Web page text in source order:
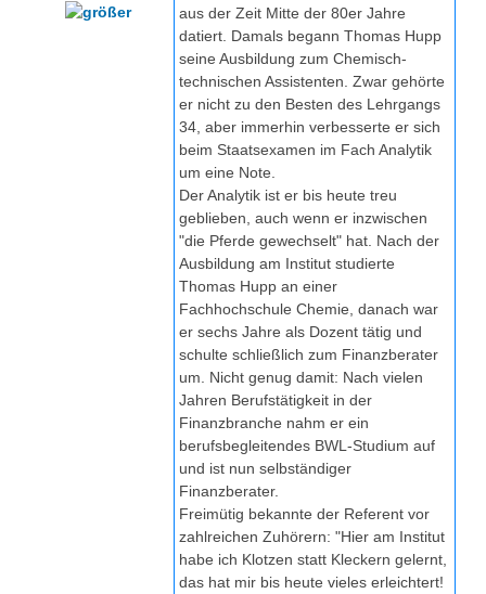
aus der Zeit Mitte der 80er Jahre
datiert. Damals begann Thomas Hupp
seine Ausbildung zum Chemisch-
technischen Assistenten. Zwar gehörte
er nicht zu den Besten des Lehrgangs
34, aber immerhin verbesserte er sich
beim Staatsexamen im Fach Analytik
um eine Note.
Der Analytik ist er bis heute treu
geblieben, auch wenn er inzwischen
"die Pferde gewechselt" hat. Nach der
Ausbildung am Institut studierte
Thomas Hupp an einer
Fachhochschule Chemie, danach war
er sechs Jahre als Dozent tätig und
schulte schließlich zum Finanzberater
um. Nicht genug damit: Nach vielen
Jahren Berufstätigkeit in der
Finanzbranche nahm er ein
berufsbegleitendes BWL-Studium auf
und ist nun selbständiger
Finanzberater.
Freimütig bekannte der Referent vor
zahlreichen Zuhörern: "Hier am Institut
habe ich Klotzen statt Kleckern gelernt,
das hat mir bis heute vieles erleichtert!